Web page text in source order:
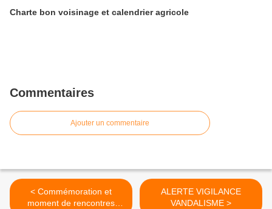
Charte bon voisinage et calendrier agricole
Commentaires
Ajouter un commentaire
< Commémoration et
moment de rencontres
ALERTE VIGILANCE
VANDALISME >